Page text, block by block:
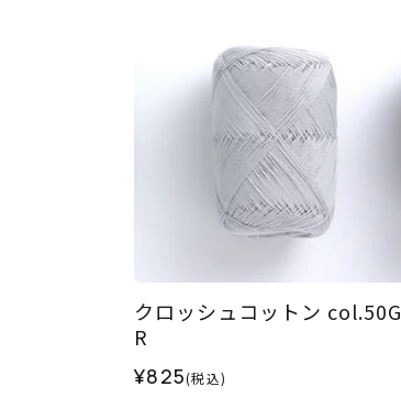
クロッシュコットン col.50G
R
¥825(税込)